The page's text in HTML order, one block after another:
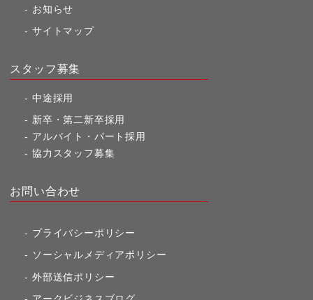
お知らせ
サイトマップ
スタッフ募集
中途採用
新卒・第二新卒採用
アルバイト・パート採用
協力スタッフ募集
お問い合わせ
プライバシーポリシー
ソーシャルメディアポリシー
外部送信ポリシー